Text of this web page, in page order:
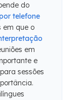
do
telefone
em que o
em
e
para sessões